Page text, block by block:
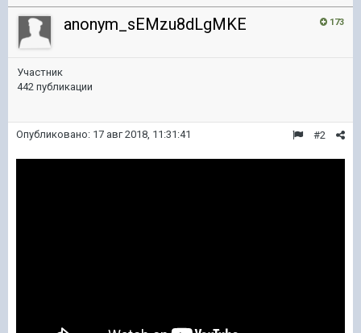
173
anonym_sEMzu8dLgMKE
Участник
442 публикации
#2
Опубликовано: 17 авг 2018, 11:31:41